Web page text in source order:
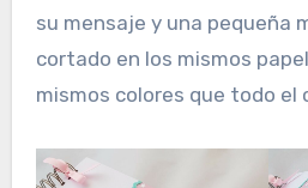
su mensaje y una pequeña
cortado en los mismos
mismos colores que todo el